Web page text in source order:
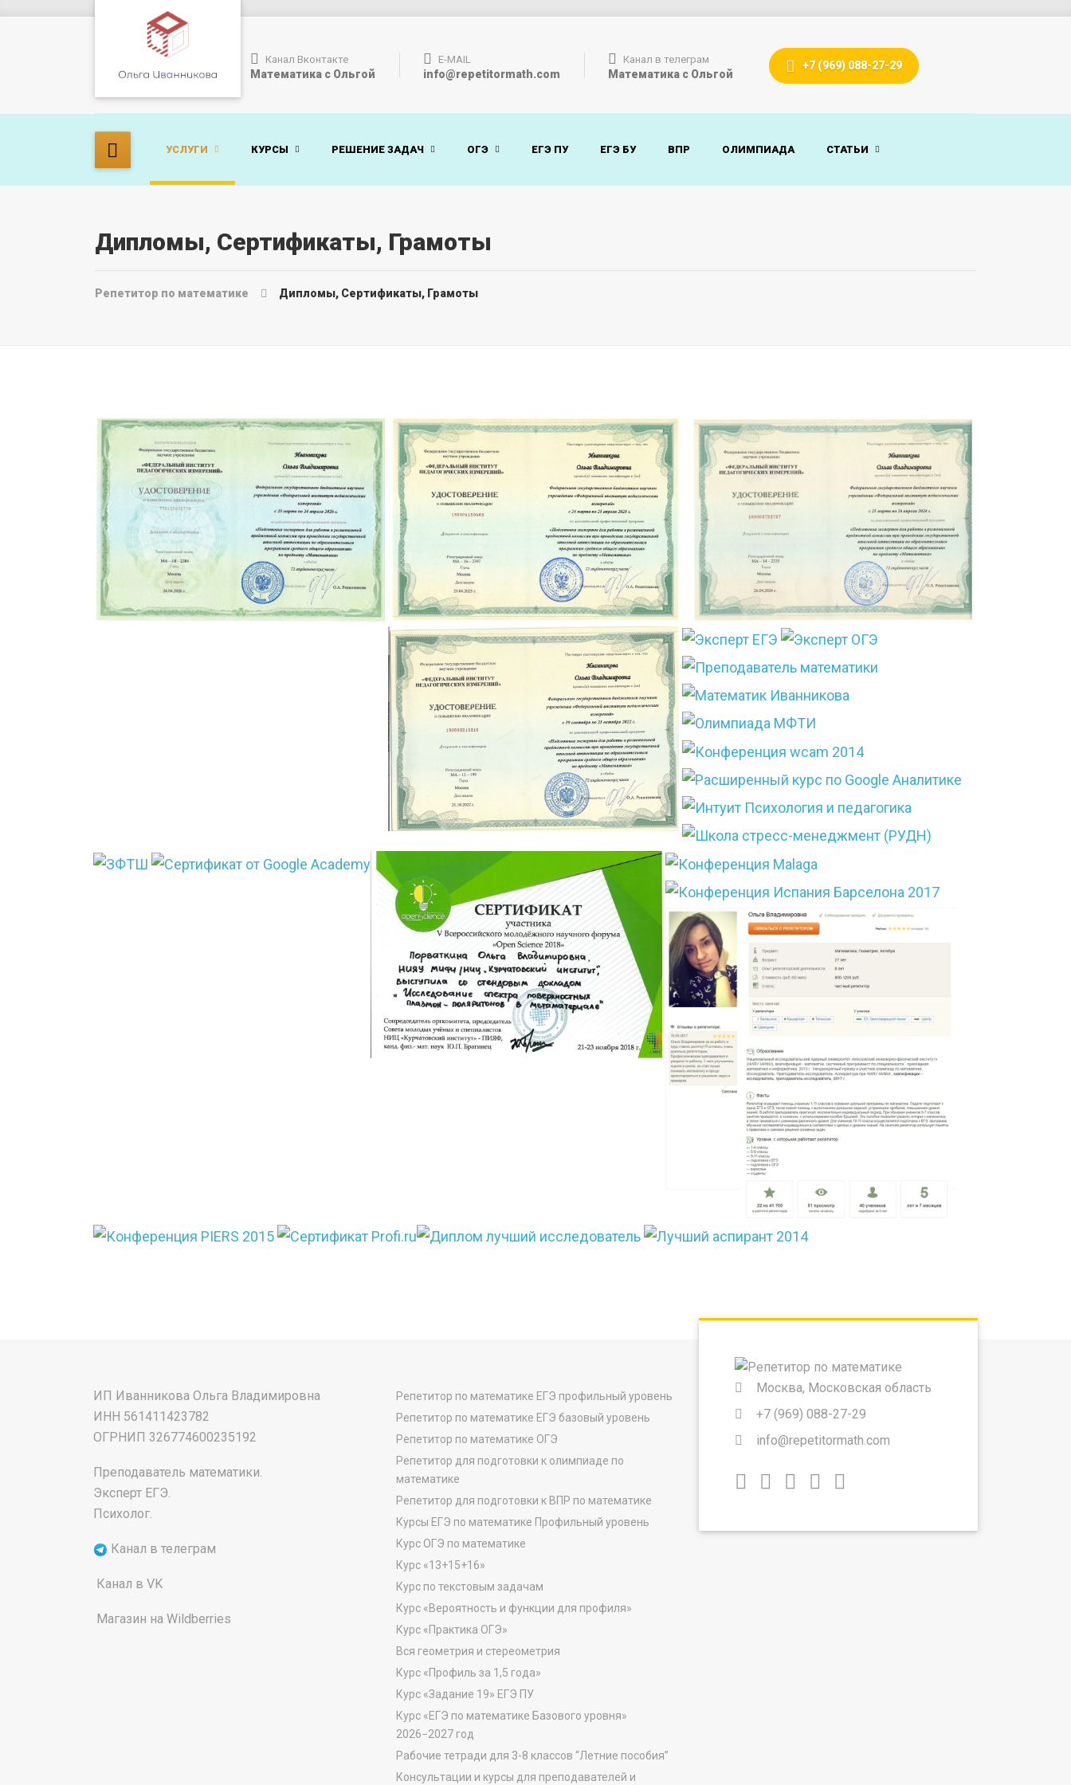
УСЛУГИ КУРСЫ РЕШЕНИЕ ЗАДАЧ ОГЭ ЕГЭ ПУ ЕГЭ БУ ВПР ОЛИМПИАДА СТАТЬИ
Канал Вконтакте
Математика с Ольгой
E-MAIL
info@repetitormath.com
Канал в телеграм
Математика с Ольгой
+7 (969) 088-27-29
Дипломы, Сертификаты, Грамоты
Репетитор по математике Дипломы, Сертификаты, Грамоты
ИП Иванникова Ольга Владимировна
ИНН 561411423782
‌ОГРНИП 326774600235192
Преподаватель математики.
Эксперт ЕГЭ.
Психолог.
Канал в телеграм
Канал в VK
Магазин на Wildberries
Репетитор по математике ЕГЭ профильный уровень
Репетитор по математике ЕГЭ базовый уровень
Репетитор по математике ОГЭ
Репетитор для подготовки к олимпиаде по
математике
Репетитор для подготовки к ВПР по математике
Курсы ЕГЭ по математике Профильный уровень
Курс ОГЭ по математике
Курс «13+15+16»
Курс по текстовым задачам
Курс «Вероятность и функции для профиля»
Курс «Практика ОГЭ»
Вся геометрия и стереометрия
Курс «Профиль за 1,5 года»
Курс «Задание 19» ЕГЭ ПУ
Курс «ЕГЭ по математике Базового уровня»
2026−2027 год
Рабочие тетради для 3-8 классов “Летние пособия”
Консультации и курсы для преподавателей и
Москва, Московская область
+7 (969) 088-27-29
info@repetitormath.com